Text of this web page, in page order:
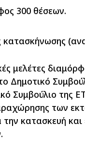
300 θέσεων.
κατασκήνωσης
μελέτες
Δημοτικό
Συμβούλιο της
των
κατασκευή